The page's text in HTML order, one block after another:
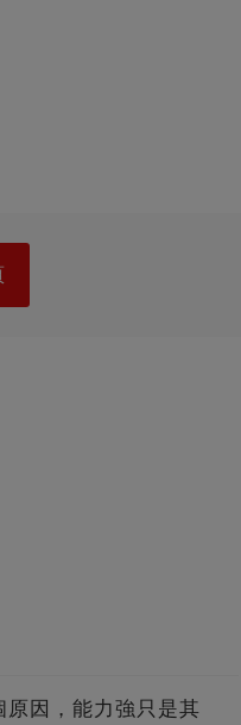
因，能力強只是其